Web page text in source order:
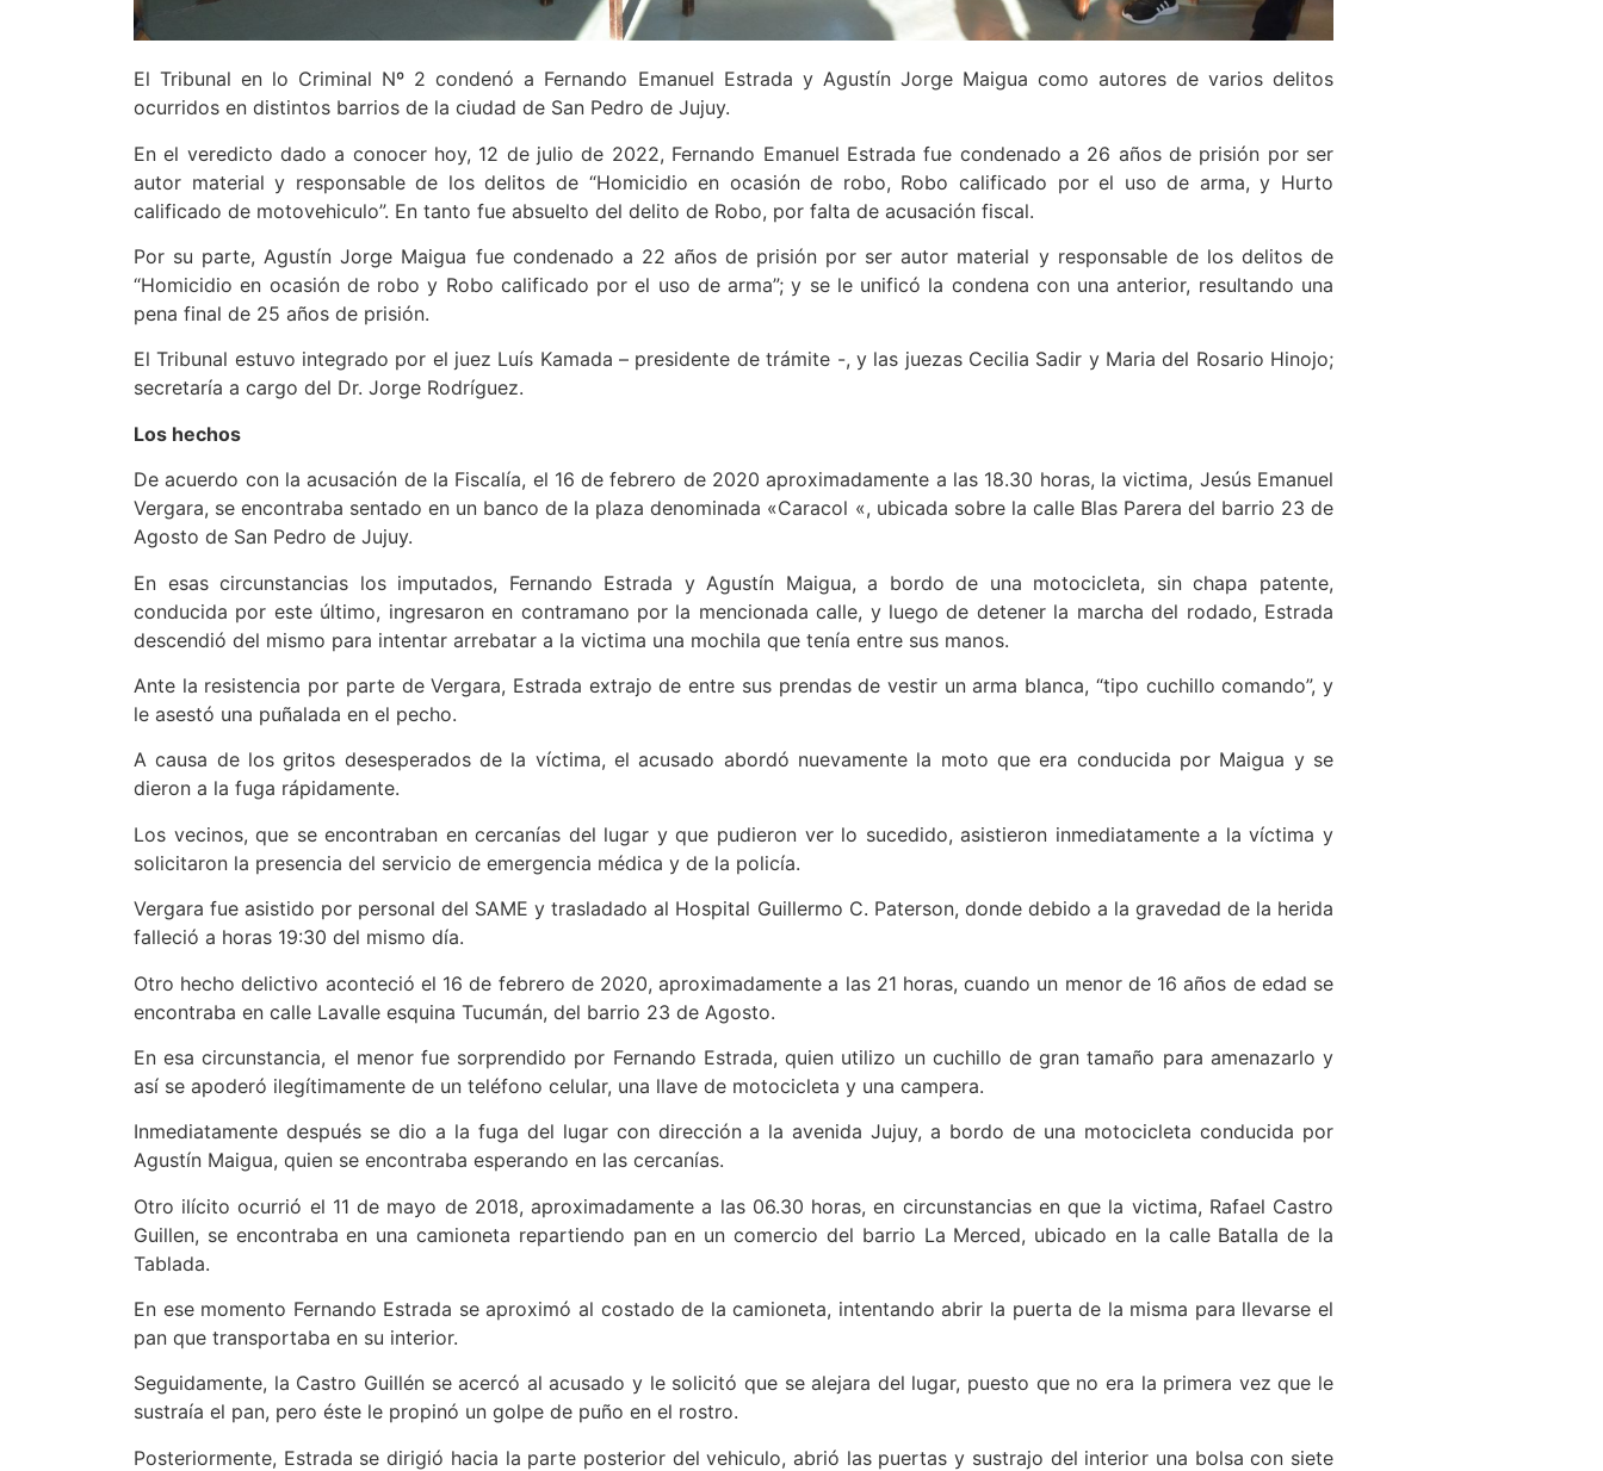
El Tribunal en lo Criminal Nº 2 condenó a Fernando Emanuel Estrada y Agustín Jorge Maigua como autores de varios delitos
ocurridos en distintos barrios de la ciudad de San Pedro de Jujuy.
En el veredicto dado a conocer hoy, 12 de julio de 2022, Fernando Emanuel Estrada fue condenado a 26 años de prisión por ser
autor material y responsable de los delitos de “Homicidio en ocasión de robo, Robo calificado por el uso de arma, y Hurto
calificado de motovehiculo”. En tanto fue absuelto del delito de Robo, por falta de acusación fiscal.
Por su parte, Agustín Jorge Maigua fue condenado a 22 años de prisión por ser autor material y responsable de los delitos de
“Homicidio en ocasión de robo y Robo calificado por el uso de arma”; y se le unificó la condena con una anterior, resultando una
pena final de 25 años de prisión.
El Tribunal estuvo integrado por el juez Luís Kamada – presidente de trámite -, y las juezas Cecilia Sadir y Maria del Rosario Hinojo;
secretaría a cargo del Dr. Jorge Rodríguez.
Los hechos
De acuerdo con la acusación de la Fiscalía, el 16 de febrero de 2020 aproximadamente a las 18.30 horas, la victima, Jesús Emanuel
Vergara, se encontraba sentado en un banco de la plaza denominada «Caracol «, ubicada sobre la calle Blas Parera del barrio 23 de
Agosto de San Pedro de Jujuy.
En esas circunstancias los imputados, Fernando Estrada y Agustín Maigua, a bordo de una motocicleta, sin chapa patente,
conducida por este último, ingresaron en contramano por la mencionada calle, y luego de detener la marcha del rodado, Estrada
descendió del mismo para intentar arrebatar a la victima una mochila que tenía entre sus manos.
Ante la resistencia por parte de Vergara, Estrada extrajo de entre sus prendas de vestir un arma blanca, “tipo cuchillo comando”, y
le asestó una puñalada en el pecho.
A causa de los gritos desesperados de la víctima, el acusado abordó nuevamente la moto que era conducida por Maigua y se
dieron a la fuga rápidamente.
Los vecinos, que se encontraban en cercanías del lugar y que pudieron ver lo sucedido, asistieron inmediatamente a la víctima y
solicitaron la presencia del servicio de emergencia médica y de la policía.
Vergara fue asistido por personal del SAME y trasladado al Hospital Guillermo C. Paterson, donde debido a la gravedad de la herida
falleció a horas 19:30 del mismo día.
Otro hecho delictivo aconteció el 16 de febrero de 2020, aproximadamente a las 21 horas, cuando un menor de 16 años de edad se
encontraba en calle Lavalle esquina Tucumán, del barrio 23 de Agosto.
En esa circunstancia, el menor fue sorprendido por Fernando Estrada, quien utilizo un cuchillo de gran tamaño para amenazarlo y
así se apoderó ilegítimamente de un teléfono celular, una llave de motocicleta y una campera.
Inmediatamente después se dio a la fuga del lugar con dirección a la avenida Jujuy, a bordo de una motocicleta conducida por
Agustín Maigua, quien se encontraba esperando en las cercanías.
Otro ilícito ocurrió el 11 de mayo de 2018, aproximadamente a las 06.30 horas, en circunstancias en que la victima, Rafael Castro
Guillen, se encontraba en una camioneta repartiendo pan en un comercio del barrio La Merced, ubicado en la calle Batalla de la
Tablada.
En ese momento Fernando Estrada se aproximó al costado de la camioneta, intentando abrir la puerta de la misma para llevarse el
pan que transportaba en su interior.
Seguidamente, la Castro Guillén se acercó al acusado y le solicitó que se alejara del lugar, puesto que no era la primera vez que le
sustraía el pan, pero éste le propinó un golpe de puño en el rostro.
Posteriormente, Estrada se dirigió hacia la parte posterior del vehiculo, abrió las puertas y sustrajo del interior una bolsa con siete